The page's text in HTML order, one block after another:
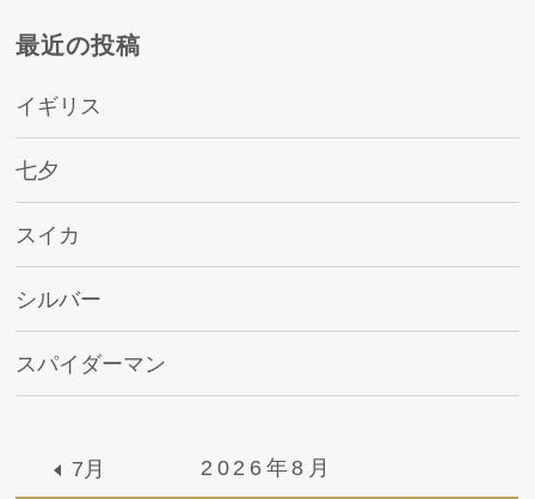
最近の投稿
イギリス
七夕
スイカ
シルバー
スパイダーマン
2026年8月
7月